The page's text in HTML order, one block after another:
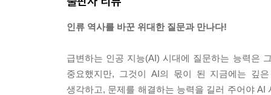
인류 역사를 바꾼 위대한 질문과 만나다!
급변하는 인공 지능(AI) 시대에 질문하는 능력은
중요했지만, 그것이 AI의 몫이 된 지금에는 깊
생각하고, 문제를 해결하는 능력을 길러 주어야